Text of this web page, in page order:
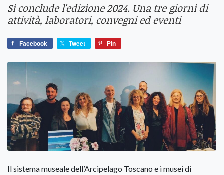
Si conclude l'edizione 2024. Una tre giorni di
attività, laboratori, convegni ed eventi
Facebook Tweet Pin
Il sistema museale dell’Arcipelago Toscano e i musei di